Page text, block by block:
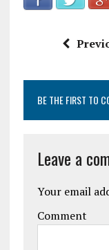
BE THE FIRST TO
Leave a
Your email
Comment